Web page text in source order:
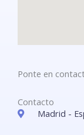
Ponte en
Contacto
Madrid -